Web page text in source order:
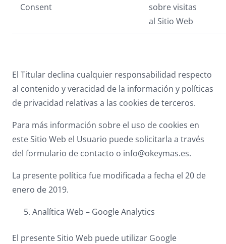
Consent
sobre visitas
al Sitio Web
El Titular declina cualquier responsabilidad respecto
al contenido y veracidad de la información y políticas
de privacidad relativas a las cookies de terceros.
Para más información sobre el uso de cookies en
este Sitio Web el Usuario puede solicitarla a través
del formulario de contacto o info@okeymas.es.
La presente política fue modificada a fecha el 20 de
enero de 2019.
Analítica Web – Google Analytics
El presente Sitio Web puede utilizar Google